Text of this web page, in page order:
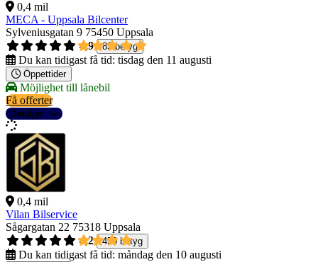
0,4 mil
MECA - Uppsala Bilcenter
Sylveniusgatan 9 75450 Uppsala
4,9
83 betyg
Du kan tidigast få tid: tisdag den 11 augusti
Öppettider
Möjlighet till lånebil
Få offerter
Detaljer
0,4 mil
Vilan Bilservice
Sågargatan 22 75318 Uppsala
4,2
459 betyg
Du kan tidigast få tid: måndag den 10 augusti